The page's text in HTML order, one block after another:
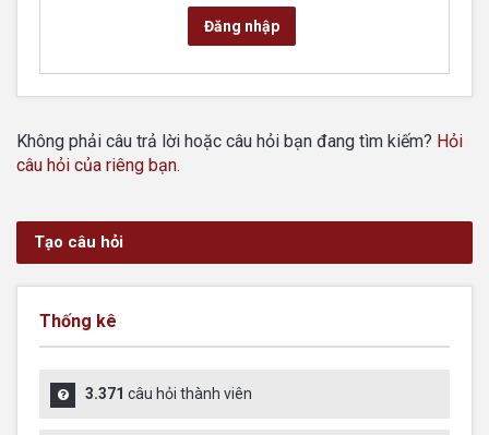
Đăng nhập
Không phải câu trả lời hoặc câu hỏi bạn đang tìm kiếm? Hỏi
câu hỏi của riêng bạn.
Tạo câu hỏi
Thống kê
3.371 câu hỏi thành viên